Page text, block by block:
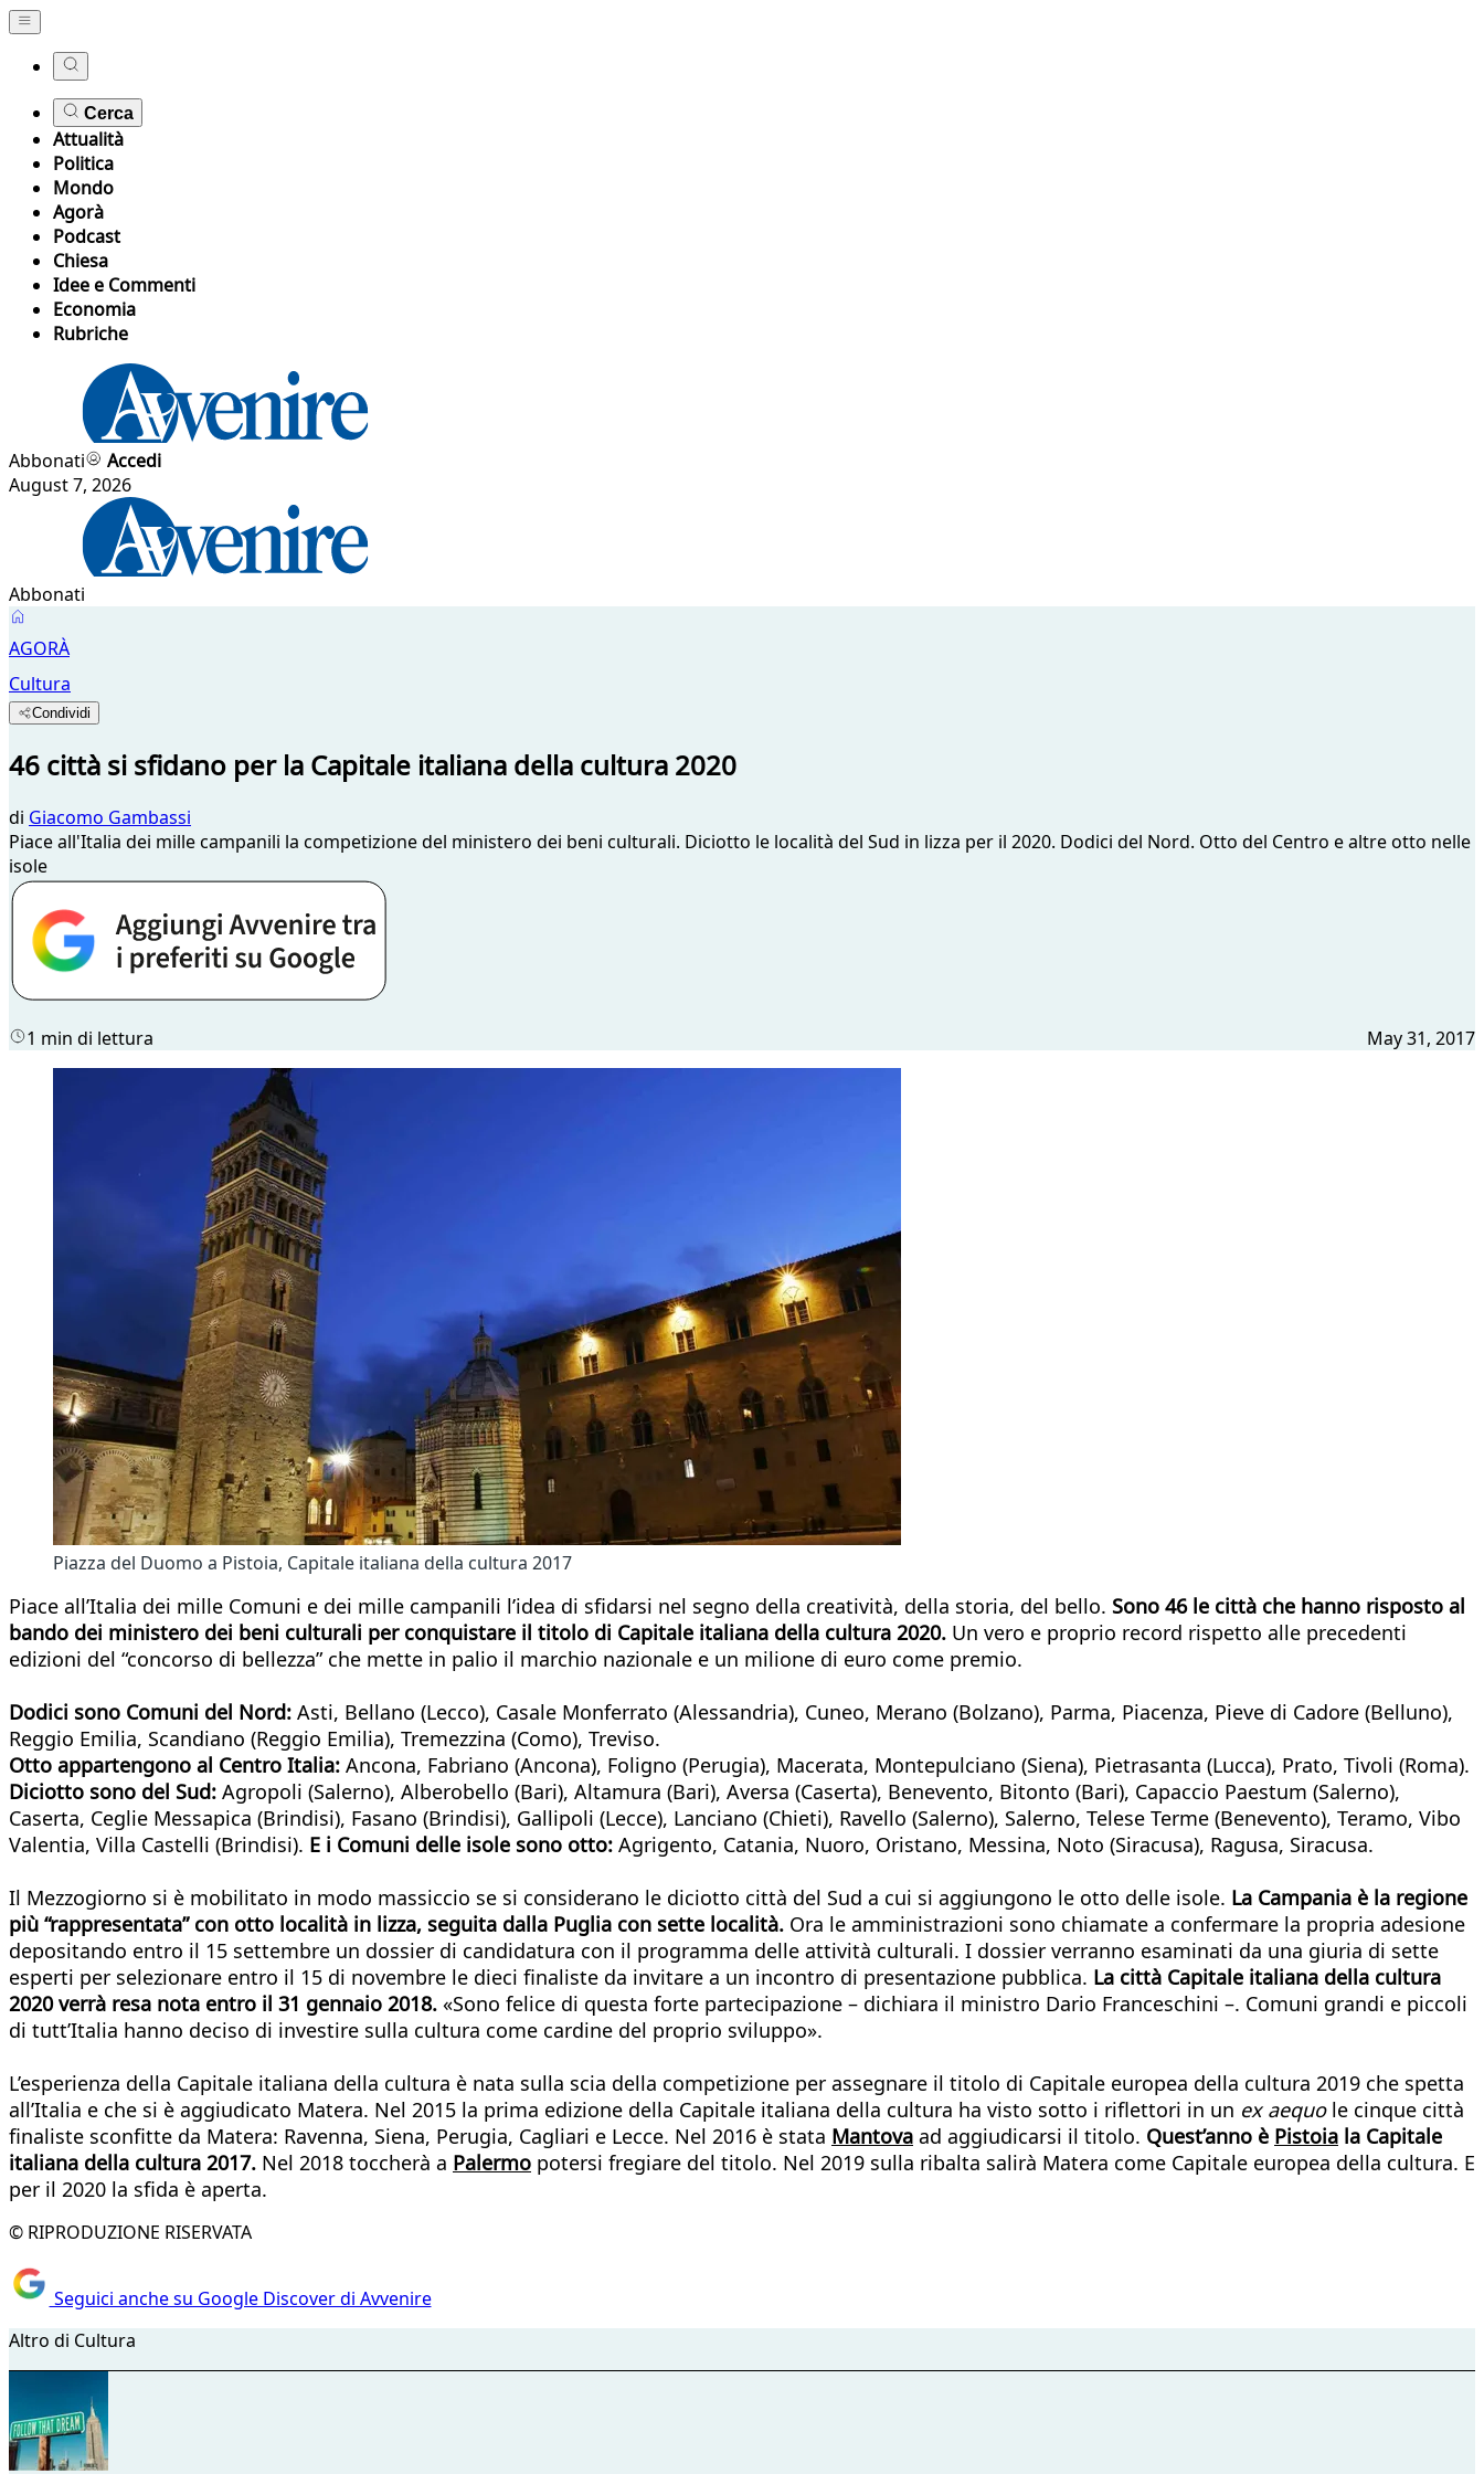
Cerca
Attualità
Politica
Mondo
Agorà
Podcast
Chiesa
Idee e Commenti
Economia
Rubriche
Abbonati
Accedi
August 7, 2026
Abbonati
AGORÀ
Cultura
Condividi
46 città si sfidano per la Capitale italiana della cultura 2020
di Giacomo Gambassi
Piace all'Italia dei mille campanili la competizione del ministero dei beni culturali. Diciotto le località del Sud in lizza per il 2020. Dodici del Nord. Otto del Centro e altre otto nelle
isole
1 min di lettura May 31, 2017
Piazza del Duomo a Pistoia, Capitale italiana della cultura 2017
Piace all’Italia dei mille Comuni e dei mille campanili l’idea di sfidarsi nel segno della creatività, della storia, del bello. Sono 46 le città che hanno risposto al
bando dei ministero dei beni culturali per conquistare il titolo di Capitale italiana della cultura 2020. Un vero e proprio record rispetto alle precedenti
edizioni del “concorso di bellezza” che mette in palio il marchio nazionale e un milione di euro come premio.
Dodici sono Comuni del Nord: Asti, Bellano (Lecco), Casale Monferrato (Alessandria), Cuneo, Merano (Bolzano), Parma, Piacenza, Pieve di Cadore (Belluno),
Reggio Emilia, Scandiano (Reggio Emilia), Tremezzina (Como), Treviso.
Otto appartengono al Centro Italia: Ancona, Fabriano (Ancona), Foligno (Perugia), Macerata, Montepulciano (Siena), Pietrasanta (Lucca), Prato, Tivoli (Roma).
Diciotto sono del Sud: Agropoli (Salerno), Alberobello (Bari), Altamura (Bari), Aversa (Caserta), Benevento, Bitonto (Bari), Capaccio Paestum (Salerno),
Caserta, Ceglie Messapica (Brindisi), Fasano (Brindisi), Gallipoli (Lecce), Lanciano (Chieti), Ravello (Salerno), Salerno, Telese Terme (Benevento), Teramo, Vibo
Valentia, Villa Castelli (Brindisi). E i Comuni delle isole sono otto: Agrigento, Catania, Nuoro, Oristano, Messina, Noto (Siracusa), Ragusa, Siracusa.
Il Mezzogiorno si è mobilitato in modo massiccio se si considerano le diciotto città del Sud a cui si aggiungono le otto delle isole. La Campania è la regione
più “rappresentata” con otto località in lizza, seguita dalla Puglia con sette località. Ora le amministrazioni sono chiamate a confermare la propria adesione
depositando entro il 15 settembre un dossier di candidatura con il programma delle attività culturali. I dossier verranno esaminati da una giuria di sette
esperti per selezionare entro il 15 di novembre le dieci finaliste da invitare a un incontro di presentazione pubblica. La città Capitale italiana della cultura
2020 verrà resa nota entro il 31 gennaio 2018. «Sono felice di questa forte partecipazione – dichiara il ministro Dario Franceschini –. Comuni grandi e piccoli
di tutt’Italia hanno deciso di investire sulla cultura come cardine del proprio sviluppo».
L’esperienza della Capitale italiana della cultura è nata sulla scia della competizione per assegnare il titolo di Capitale europea della cultura 2019 che spetta
all’Italia e che si è aggiudicato Matera. Nel 2015 la prima edizione della Capitale italiana della cultura ha visto sotto i riflettori in un ex aequole cinque città
finaliste sconfitte da Matera: Ravenna, Siena, Perugia, Cagliari e Lecce. Nel 2016 è stata Mantova ad aggiudicarsi il titolo. Quest’anno è Pistoia la Capitale
italiana della cultura 2017. Nel 2018 toccherà a Palermo potersi fregiare del titolo. Nel 2019 sulla ribalta salirà Matera come Capitale europea della cultura. E
per il 2020 la sfida è aperta.
© RIPRODUZIONE RISERVATA
Seguici anche su Google Discover di Avvenire
Altro di Cultura